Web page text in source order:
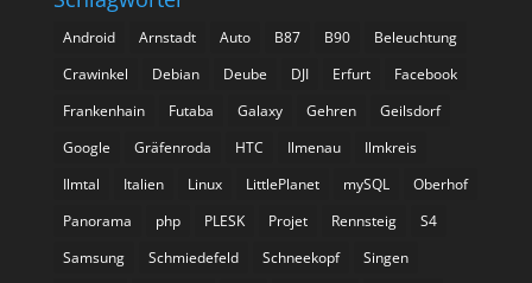
Android Arnstadt Auto B87 B90
Beleuchtung
Crawinkel
Debian Deube DJI Erfurt
Facebook
Frankenhain
Futaba Galaxy Gehren
Geilsdorf
Google
Gräfenroda HTC Ilmenau
Ilmkreis
Ilmtal
Italien Linux LittlePlanet mySQL
Oberhof
Panorama
php PLESK Projet Rennsteig
S4
Samsung
Schmiedefeld Schneekopf
Singen